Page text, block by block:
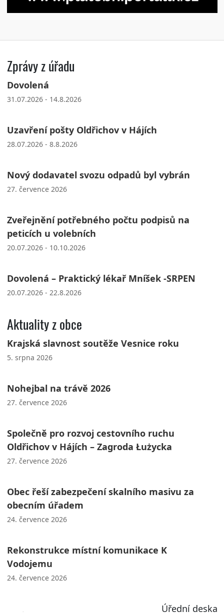
Zprávy z úřadu
Dovolená
31.07.2026 - 14.8.2026
Uzavření pošty Oldřichov v Hájích
28.07.2026 - 8.8.2026
Nový dodavatel svozu odpadů byl vybrán
27. července 2026
Zveřejnění potřebného počtu podpisů na
peticích u volebních
20.07.2026 - 10.10.2026
Dovolená – Praktický lékař Mníšek -SRPEN
20.07.2026 - 22.8.2026
Aktuality z obce
Krajská slavnost soutěže Vesnice roku
5. srpna 2026
Nohejbal na trávě 2026
27. července 2026
Společně pro rozvoj cestovního ruchu
Oldřichov v Hájích – Zagroda Łużycka
27. července 2026
Obec řeší zabezpečení skalního masivu za
obecním úřadem
24. července 2026
Rekonstrukce místní komunikace K
Vodojemu
24. července 2026
Úřední deska